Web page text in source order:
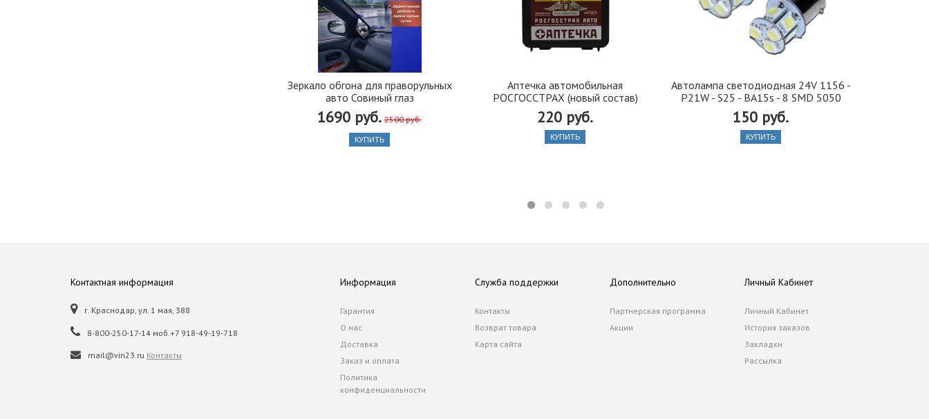
Зеркало обгона для праворульных
авто Совиный глаз
1690 руб. 2500 руб.
КУПИТЬ
Аптечка автомобильная
РОСГОССТРАХ (новый состав)
220 руб.
КУПИТЬ
Автолампа cветодиодная 24V 1156 -
P21W - S25 - BA15s - 8 SMD 5050
150 руб.
КУПИТЬ
Контактная информация
г. Краснодар, ул. 1 мая, 388
8-800-250-17-14 моб.+7 918-49-19-718
mail@vin23.ru Контакты
Информация
Гарантия
О нас
Доставка
Заказ и оплата
Политика
конфиденциальности
Служба поддержки
Контакты
Возврат товара
Карта сайта
Дополнительно
Партнерская программа
Акции
Личный Кабинет
Личный Кабинет
История заказов
Закладки
Рассылка